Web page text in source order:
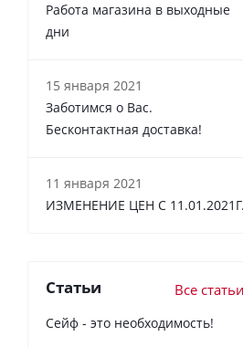
Работа магазина в выходные
дни
15 января 2021
Заботимся о Вас.
Бесконтактная доставка!
11 января 2021
ИЗМЕНЕНИЕ ЦЕН С 11.01.2021Г.
Статьи Все статьи
Сейф - это необходимость!